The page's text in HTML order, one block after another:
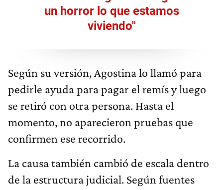
un horror lo que estamos
viviendo"
Según su versión, Agostina lo llamó para
pedirle ayuda para pagar el remís y luego
se retiró con otra persona. Hasta el
momento, no aparecieron pruebas que
confirmen ese recorrido.
La causa también cambió de escala dentro
de la estructura judicial. Según fuentes